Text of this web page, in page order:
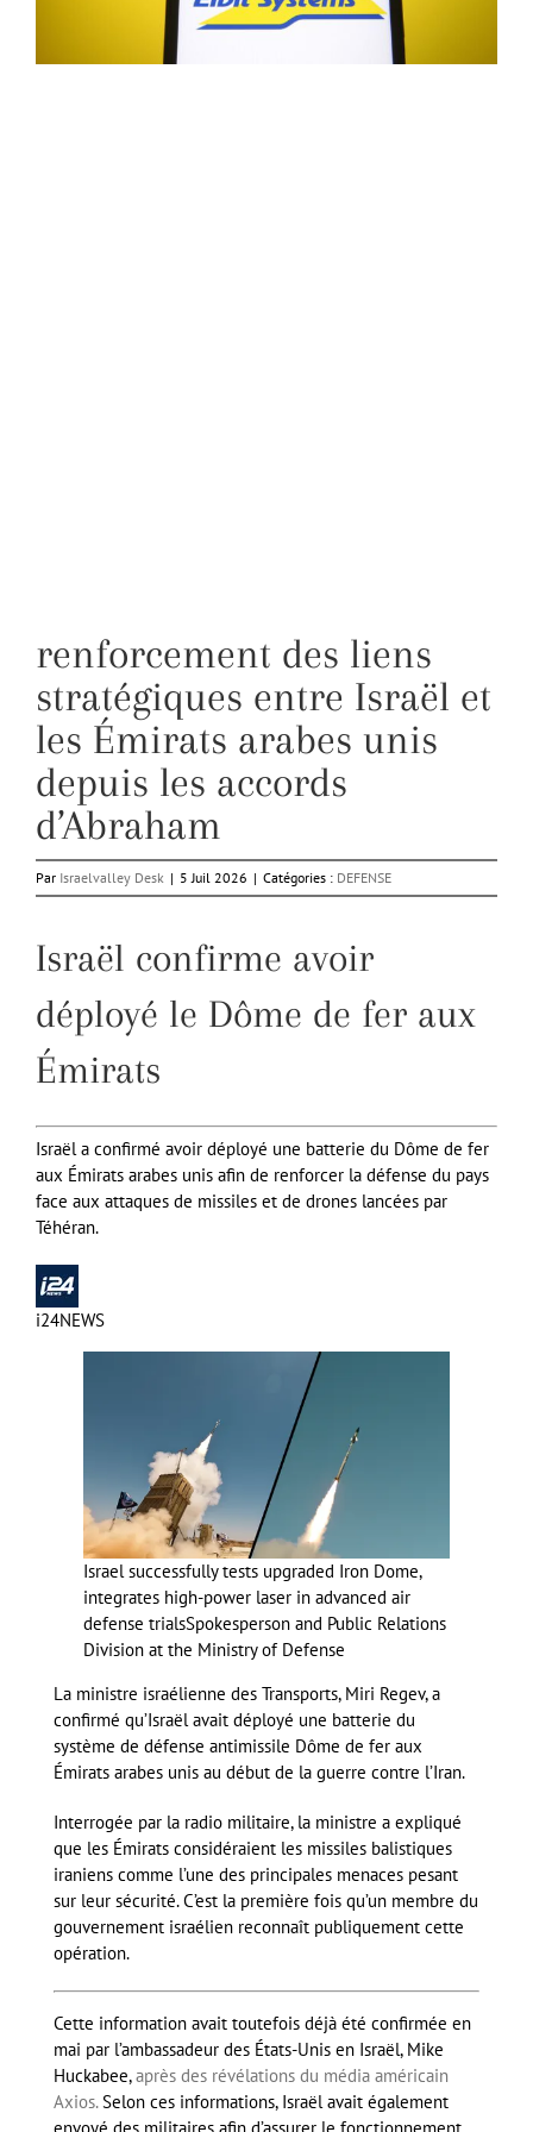
renforcement des liens
stratégiques entre Israël et
les Émirats arabes unis
depuis les accords
d’Abraham
Par Israelvalley Desk | 5 Juil 2026 | Catégories : DEFENSE
Israël confirme avoir
déployé le Dôme de fer aux
Émirats
Israël a confirmé avoir déployé une batterie du Dôme de fer
aux Émirats arabes unis afin de renforcer la défense du pays
face aux attaques de missiles et de drones lancées par
Téhéran.
i24NEWS
Israel successfully tests upgraded Iron Dome,
integrates high-power laser in advanced air
defense trialsSpokesperson and Public Relations
Division at the Ministry of Defense
La ministre israélienne des Transports, Miri Regev, a
confirmé qu’Israël avait déployé une batterie du
système de défense antimissile Dôme de fer aux
Émirats arabes unis au début de la guerre contre l’Iran.
Interrogée par la radio militaire, la ministre a expliqué
que les Émirats considéraient les missiles balistiques
iraniens comme l’une des principales menaces pesant
sur leur sécurité. C’est la première fois qu’un membre du
gouvernement israélien reconnaît publiquement cette
opération.
Cette information avait toutefois déjà été confirmée en
mai par l’ambassadeur des États-Unis en Israël, Mike
Huckabee,après des révélations du média américain
Axios.Selon ces informations, Israël avait également
envoyé des militaires afin d’assurer le fonctionnement